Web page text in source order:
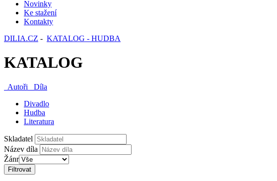
Novinky
Ke stažení
Kontakty
DILIA.CZ - KATALOG - HUDBA
KATALOG
Autoři
Díla
Divadlo
Hudba
Literatura
Skladatel
Název díla
Žánr
Filtrovat